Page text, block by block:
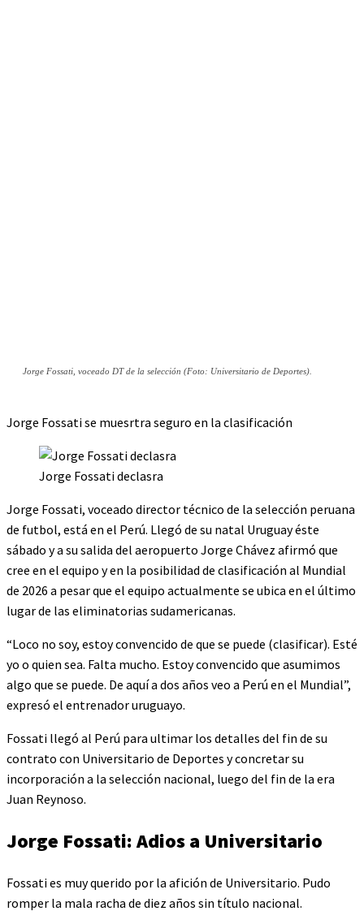
Jorge Fossati, voceado DT de la selección (Foto: Universitario de Deportes).
Jorge Fossati se muesrtra seguro en la clasificación
Jorge Fossati declasra
Jorge Fossati, voceado director técnico de la selección peruana
de futbol, está en el Perú. Llegó de su natal Uruguay éste
sábado y a su salida del aeropuerto Jorge Chávez afirmó que
cree en el equipo y en la posibilidad de clasificación al Mundial
de 2026 a pesar que el equipo actualmente se ubica en el último
lugar de las eliminatorias sudamericanas.
“Loco no soy, estoy convencido de que se puede (clasificar). Esté
yo o quien sea. Falta mucho. Estoy convencido que asumimos
algo que se puede. De aquí a dos años veo a Perú en el Mundial”,
expresó el entrenador uruguayo.
Fossati llegó al Perú para ultimar los detalles del fin de su
contrato con Universitario de Deportes y concretar su
incorporación a la selección nacional, luego del fin de la era
Juan Reynoso.
Jorge Fossati: Adios a Universitario
Fossati es muy querido por la afición de Universitario. Pudo
romper la mala racha de diez años sin título nacional.